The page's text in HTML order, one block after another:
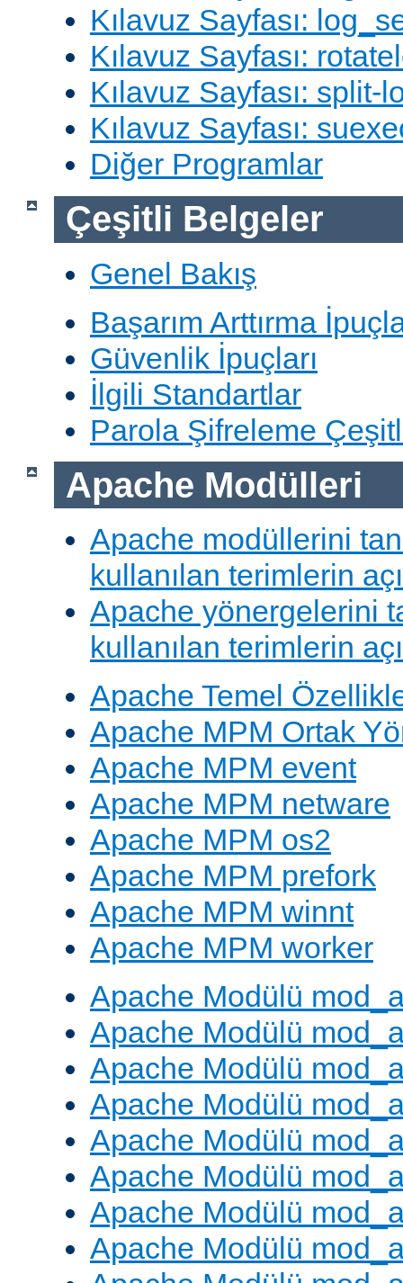
Kılavuz Sayfası:
Kılavuz Sayfası:
Kılavuz Sayfası: split-
Kılavuz Sayfası:
Diğer Programlar
Çeşitli Belgeler
Genel Bakış
Başarım Arttırma
Güvenlik İpuçları
İlgili Standartlar
Parola Şifreleme
Apache Modülleri
Apache modüllerini
kullanılan terimlerin
Apache yönergelerini
kullanılan terimlerin
Apache Temel
Apache MPM Ortak
Apache MPM event
Apache MPM netware
Apache MPM os2
Apache MPM prefork
Apache MPM winnt
Apache MPM worker
Apache Modülü
Apache Modülü
Apache Modülü
Apache Modülü
Apache Modülü
Apache Modülü
Apache Modülü
Apache Modülü